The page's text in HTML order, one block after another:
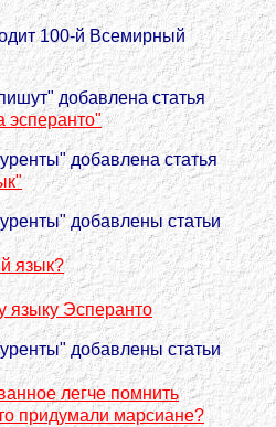
100-й Всемирный
добавлена статья
эсперанто"
добавлена статья
добавлены статьи
язык?
языку Эсперанто
добавлены статьи
легче помнить
придумали марсиане?